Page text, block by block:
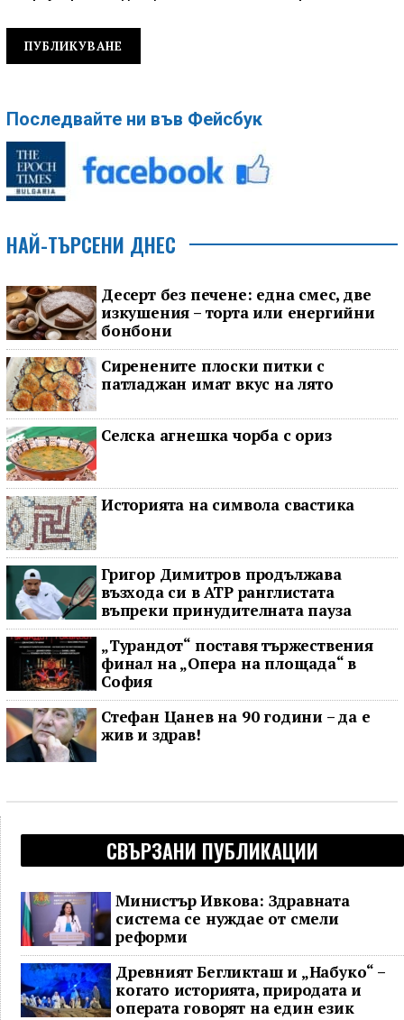
Последвайте ни във Фейсбук
НАЙ-ТЪРСЕНИ ДНЕС
Десерт без печене: една смес, две
изкушения – торта или енергийни
бонбони
Сиренените плоски питки с
патладжан имат вкус на лято
Селска агнешка чорба с ориз
Историята на символа свастика
Григор Димитров продължава
възхода си в ATP ранглистата
въпреки принудителната пауза
„Турандот“ поставя тържествения
финал на „Опера на площада“ в
София
Стефан Цанев на 90 години – да е
жив и здрав!
СВЪРЗАНИ ПУБЛИКАЦИИ
Министър Ивкова: Здравната
система се нуждае от смели
реформи
Древният Бегликташ и „Набуко“ –
когато историята, природата и
операта говорят на един език